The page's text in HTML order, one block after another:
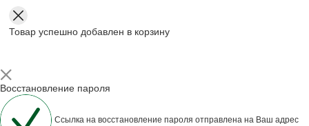
Товар успешно добавлен в корзину
Восстановление пароля
Ссылка на восстановление пароля отправлена на Ваш адрес